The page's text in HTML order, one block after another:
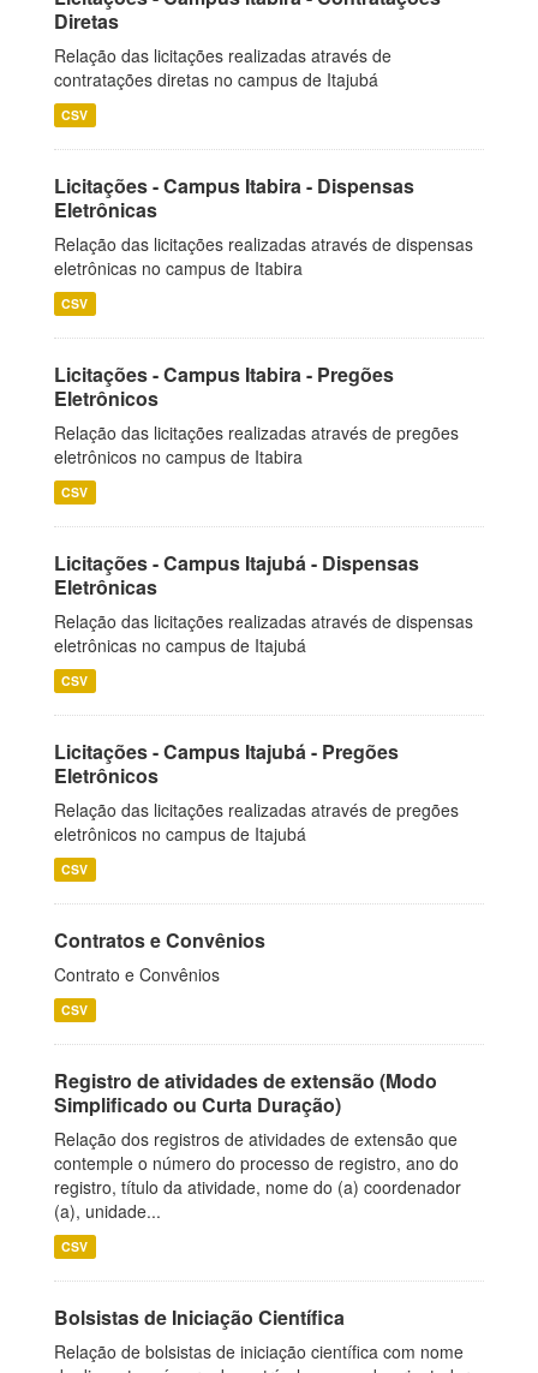
Diretas
Relação das licitações realizadas através de
contratações diretas no campus de Itajubá
CSV
Licitações - Campus Itabira - Dispensas
Eletrônicas
Relação das licitações realizadas através de dispensas
eletrônicas no campus de Itabira
CSV
Licitações - Campus Itabira - Pregões
Eletrônicos
Relação das licitações realizadas através de pregões
eletrônicos no campus de Itabira
CSV
Licitações - Campus Itajubá - Dispensas
Eletrônicas
Relação das licitações realizadas através de dispensas
eletrônicas no campus de Itajubá
CSV
Licitações - Campus Itajubá - Pregões
Eletrônicos
Relação das licitações realizadas através de pregões
eletrônicos no campus de Itajubá
CSV
Contratos e Convênios
Contrato e Convênios
CSV
Registro de atividades de extensão (Modo
Simplificado ou Curta Duração)
Relação dos registros de atividades de extensão que
contemple o número do processo de registro, ano do
registro, título da atividade, nome do (a) coordenador
(a), unidade...
CSV
Bolsistas de Iniciação Científica
Relação de bolsistas de iniciação científica com nome